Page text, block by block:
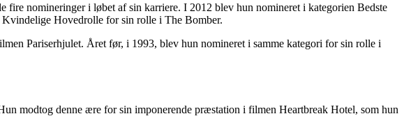
nomineringer i løbet af sin karriere. I 2012 blev hun nomineret i kategorien Bedste
Hovedrolle for sin rolle i The Bomber.
Pariserhjulet. Året før, i 1993, blev hun nomineret i samme kategori for sin rolle i
modtog denne ære for sin imponerende præstation i filmen Heartbreak Hotel, som hun